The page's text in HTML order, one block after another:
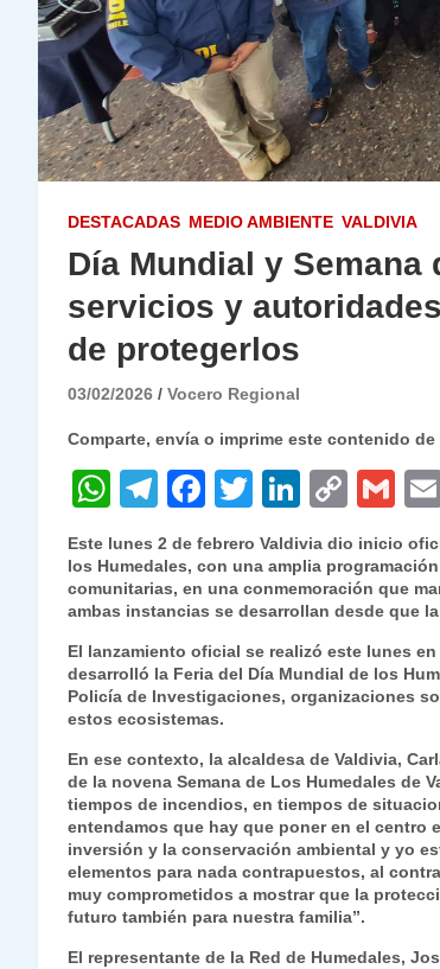
DESTACADAS MEDIO AMBIENTE VALDIVIA
Día Mundial y Semana
servicios y
de protegerlos
03/02/2026 Vocero Regional
Comparte, envía o imprime este contenido de
W
h
at
s
A
p
p
T
el
e
gr
a
m
F
a
c
e
b
o
o
k
T
w
itt
er
Li
n
k
e
dI
n
C
o
p
y
Li
n
k
G
m
ai
l
Este lunes 2 de febrero Valdivia dio inicio
los Humedales, con una amplia
comunitarias, en una conmemoración que
ambas instancias se desarrollan desde que
El lanzamiento oficial se realizó este lunes
desarrolló la Feria del Día Mundial de los
Policía de Investigaciones, organizaciones
estos ecosistemas.
En ese contexto, la alcaldesa de Valdivia,
de la novena Semana de Los Humedales de
tiempos de incendios, en tiempos de
entendamos que hay que poner en el
inversión y la conservación ambiental y yo
elementos para nada contrapuestos, al
muy comprometidos a mostrar que la
futuro también para nuestra familia”.
El representante de la Red de Humedales,